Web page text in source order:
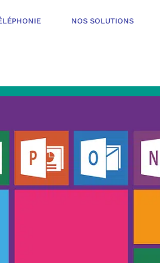
NOS SOLUTIONS
D’INFOGÉRANCE
OFFERT
DE TRAVAIL
DU QUOTIDIEN